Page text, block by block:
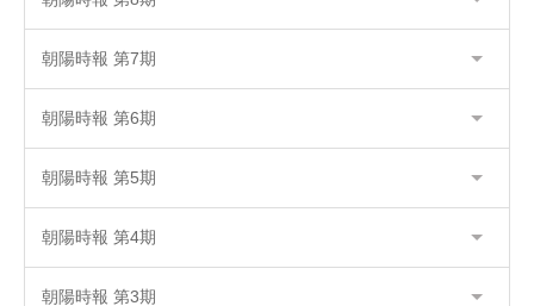
朝陽時報 第7期
朝陽時報 第6期
朝陽時報 第5期
朝陽時報 第4期
朝陽時報 第3期